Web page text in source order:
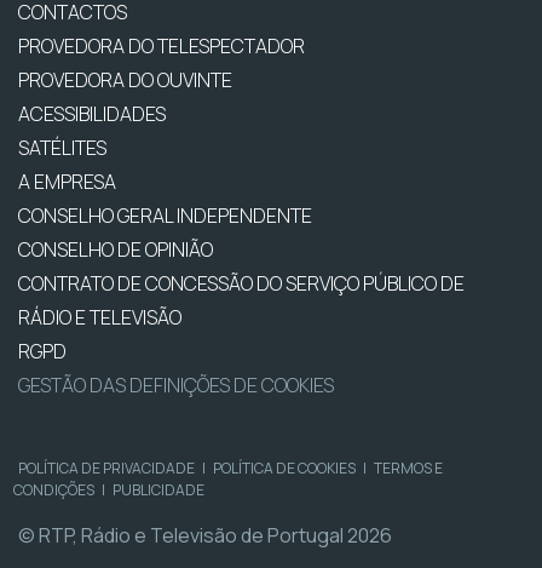
CONTACTOS
PROVEDORA DO TELESPECTADOR
PROVEDORA DO OUVINTE
ACESSIBILIDADES
SATÉLITES
A EMPRESA
CONSELHO GERAL INDEPENDENTE
CONSELHO DE OPINIÃO
CONTRATO DE CONCESSÃO DO SERVIÇO PÚBLICO DE
RÁDIO E TELEVISÃO
RGPD
GESTÃO DAS DEFINIÇÕES DE COOKIES
POLÍTICA DE PRIVACIDADE | POLÍTICA DE COOKIES | TERMOS E
CONDIÇÕES | PUBLICIDADE
© RTP, Rádio e Televisão de Portugal 2026